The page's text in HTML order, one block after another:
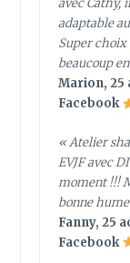
avec Cathy,
adaptable
Super choix
beaucoup
Marion, 25
Facebook
« Atelier
EVJF avec
moment !!!
bonne
Fanny, 25
Facebook